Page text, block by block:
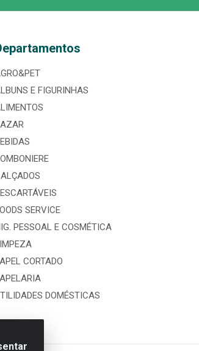
E FIGURINHAS
SERVICE
PESSOAL E COSMÉTICA
CORTADO
DOMÉSTICAS